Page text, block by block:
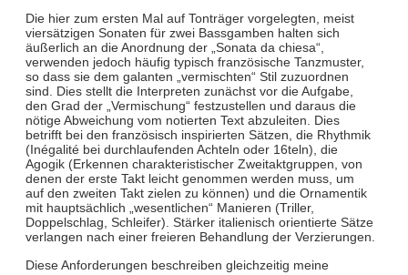
Die hier zum ersten Mal auf Tonträger vorgelegten, meist
viersätzigen Sonaten für zwei Bassgamben halten sich
äußerlich an die Anordnung der „Sonata da chiesa“,
verwenden jedoch häufig typisch französische Tanzmuster,
so dass sie dem galanten „vermischten“ Stil zuzuordnen
sind. Dies stellt die Interpreten zunächst vor die Aufgabe,
den Grad der „Vermischung“ festzustellen und daraus die
nötige Abweichung vom notierten Text abzuleiten. Dies
betrifft bei den französisch inspirierten Sätzen, die Rhythmik
(Inégalité bei durchlaufenden Achteln oder 16teln), die
Agogik (Erkennen charakteristischer Zweitaktgruppen, von
denen der erste Takt leicht genommen werden muss, um
auf den zweiten Takt zielen zu können) und die Ornamentik
mit hauptsächlich „wesentlichen“ Manieren (Triller,
Doppelschlag, Schleifer). Stärker italienisch orientierte Sätze
verlangen nach einer freieren Behandlung der Verzierungen.
Diese Anforderungen beschreiben gleichzeitig meine